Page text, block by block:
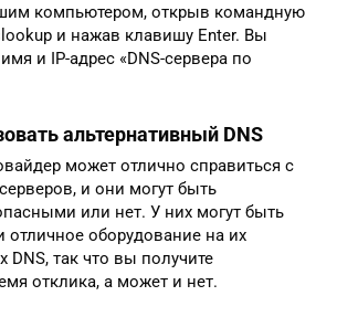
компьютером, открыв командную
и нажав клавишу Enter. Вы
и IP-адрес «DNS-сервера по
альтернативный DNS
может отлично справиться с
и они могут быть
или нет. У них могут быть
отличное оборудование на их
DNS, так что вы получите
отклика, а может и нет.